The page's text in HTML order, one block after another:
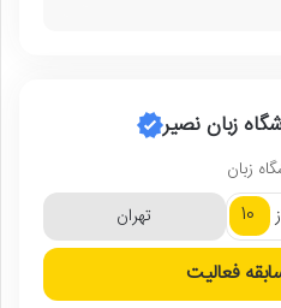
زبان نصیر
زبان
10 تهران
فعالیت